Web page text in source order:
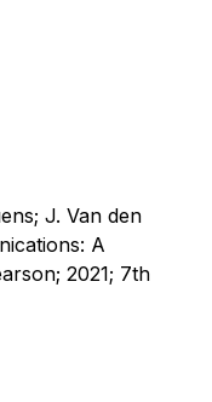
J. Van den
A
2021; 7th